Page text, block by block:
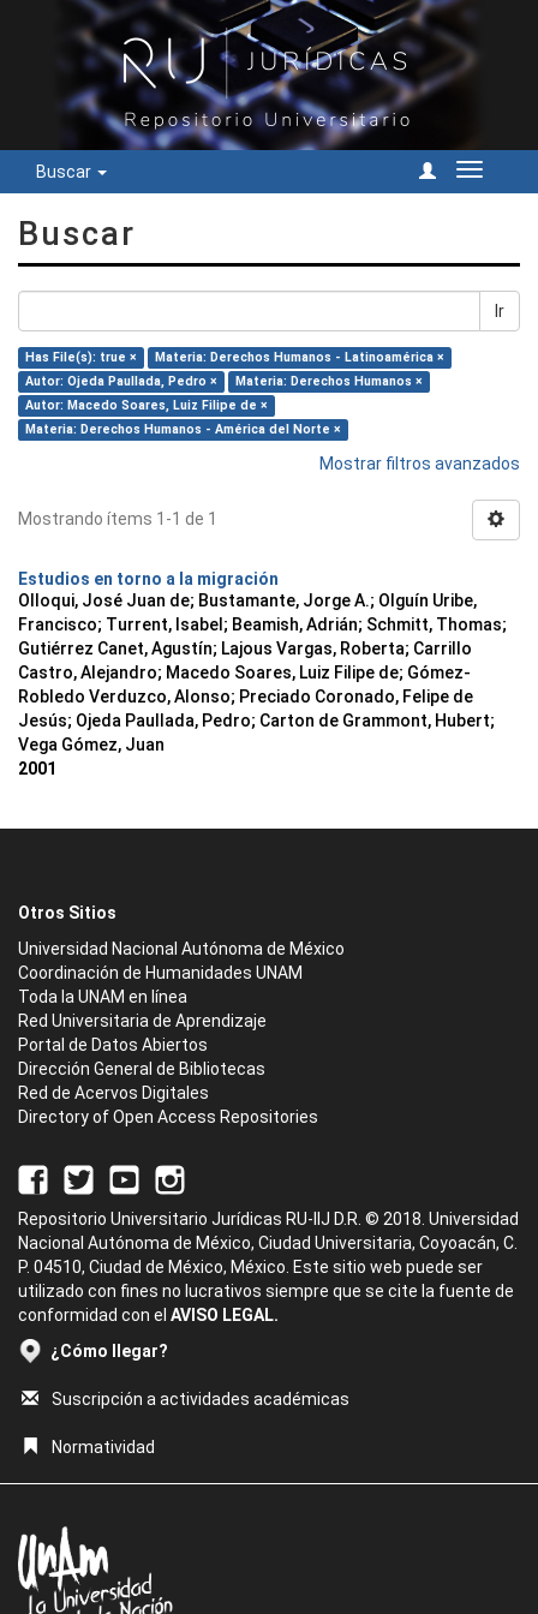
Buscar
Cambiar
Buscar
Ir
Has File(s): true ×
Materia: Derechos Humanos - Latinoamérica ×
Autor: Ojeda Paullada, Pedro ×
Materia: Derechos Humanos ×
Autor: Macedo Soares, Luiz Filipe de ×
Materia: Derechos Humanos - América del Norte ×
Mostrar filtros avanzados
Mostrando ítems 1-1 de 1
Estudios en torno a la migración
Olloqui, José Juan de; Bustamante, Jorge A.; Olguín Uribe,
Francisco; Turrent, Isabel; Beamish, Adrián; Schmitt, Thomas;
Gutiérrez Canet, Agustín; Lajous Vargas, Roberta; Carrillo
Castro, Alejandro; Macedo Soares, Luiz Filipe de; Gómez-
Robledo Verduzco, Alonso; Preciado Coronado, Felipe de
Jesús; Ojeda Paullada, Pedro; Carton de Grammont, Hubert;
Vega Gómez, Juan
2001
Otros Sitios
Universidad Nacional Autónoma de México
Coordinación de Humanidades UNAM
Toda la UNAM en línea
Red Universitaria de Aprendizaje
Portal de Datos Abiertos
Dirección General de Bibliotecas
Red de Acervos Digitales
Directory of Open Access Repositories
Repositorio Universitario Jurídicas RU-IIJ D.R. © 2018. Universidad
Nacional Autónoma de México, Ciudad Universitaria, Coyoacán, C.
P. 04510, Ciudad de México, México. Este sitio web puede ser
utilizado con fines no lucrativos siempre que se cite la fuente de
conformidad con el AVISO LEGAL.
¿Cómo llegar?
Suscripción a actividades académicas
Normatividad